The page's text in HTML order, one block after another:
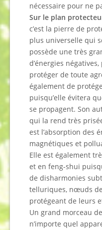
nécessaire pour ne
Sur le plan
c’est la pierre de
plus universelle qui
possède une très
d’énergies
protéger de toute
également de
puisqu’elle évitera
se propagent. Son
qui la rend très
est l’absorption des
magnétiques et
Elle est également
et en feng-shui
de disharmonies
telluriques, nœuds
protégeant de leurs
Un grand morceau
n’importe quel